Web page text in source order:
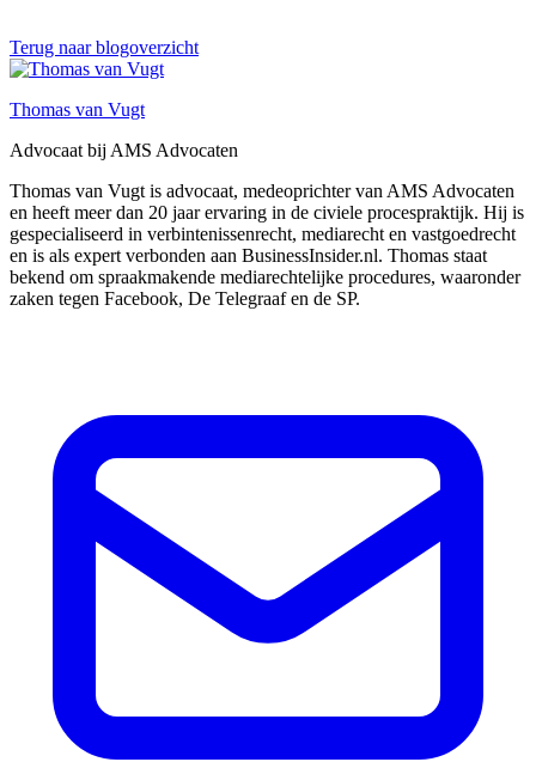
Terug naar blogoverzicht
Thomas van Vugt
Advocaat bij AMS Advocaten
Thomas van Vugt is advocaat, medeoprichter van AMS Advocaten
en heeft meer dan 20 jaar ervaring in de civiele procespraktijk. Hij is
gespecialiseerd in verbintenissenrecht, mediarecht en vastgoedrecht
en is als expert verbonden aan BusinessInsider.nl. Thomas staat
bekend om spraakmakende mediarechtelijke procedures, waaronder
zaken tegen Facebook, De Telegraaf en de SP.